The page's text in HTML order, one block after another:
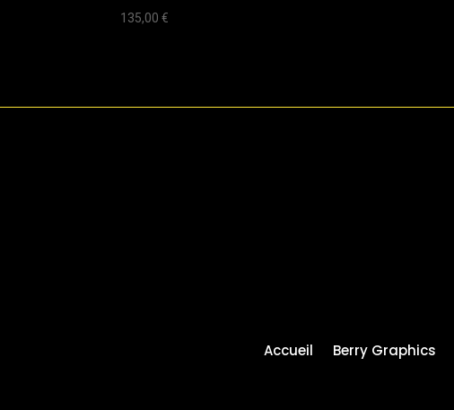
135,00€
Accueil Berry Graphics